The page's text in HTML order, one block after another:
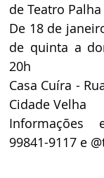
de Teatro Palha
De 18 de
de quinta a
20h
Casa Cuíra -
Cidade Velha
Informações
99841-9117 e